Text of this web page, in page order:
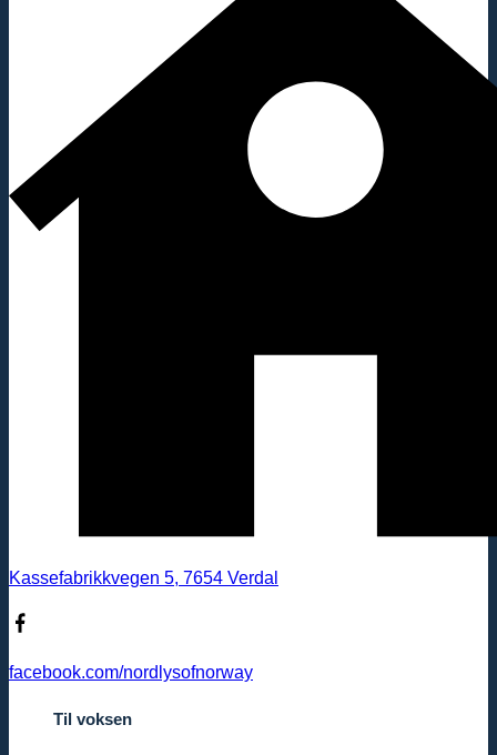
Kassefabrikkvegen 5, 7654 Verdal
facebook.com/nordlysofnorway
Til voksen